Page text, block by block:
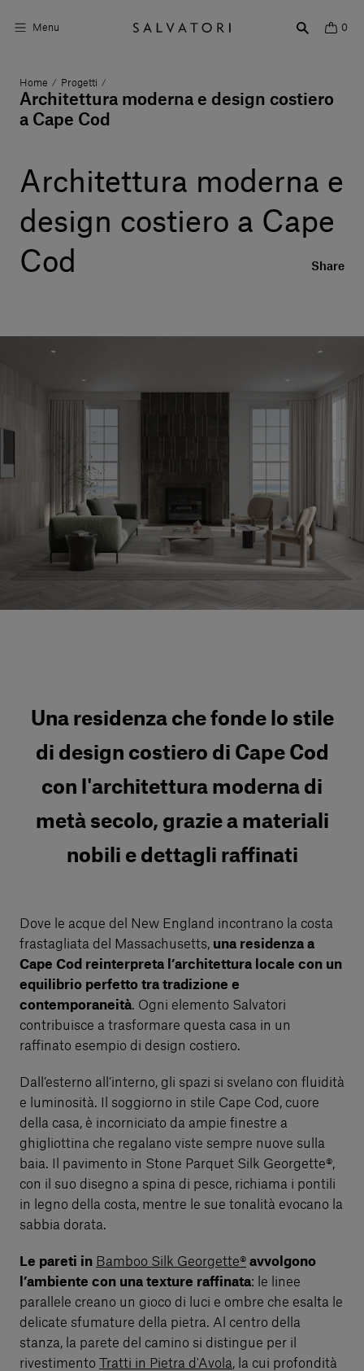
Menu 0
Superfici
Arredo bagno
Shop the Look
Storie di Design
Servizi al cliente
Accedi
Contattaci
Home / Progetti /
Architettura moderna e design costiero
a Cape Cod
Architettura moderna e
design costiero a Cape
Cod
Share
Una residenza che fonde lo stile
di design costiero di Cape Cod
con l'architettura moderna di
metà secolo, grazie a materiali
nobili e dettagli raffinati
Dove le acque del New England incontrano la costa
frastagliata del Massachusetts, una residenza a
Cape Cod reinterpreta l’architettura locale con un
equilibrio perfetto tra tradizione e
contemporaneità. Ogni elemento Salvatori
contribuisce a trasformare questa casa in un
raffinato esempio di design costiero.
Dall’esterno all’interno, gli spazi si svelano con fluidità
e luminosità. Il soggiorno in stile Cape Cod, cuore
della casa, è incorniciato da ampie finestre a
ghigliottina che regalano viste sempre nuove sulla
baia. Il pavimento in Stone Parquet Silk Georgette®,
con il suo disegno a spina di pesce, richiama i pontili
in legno della costa, mentre le sue tonalità evocano la
sabbia dorata.
Le pareti in Bamboo Silk Georgette® avvolgono
l’ambiente con una texture raffinata: le linee
parallele creano un gioco di luci e ombre che esalta le
delicate sfumature della pietra. Al centro della
stanza, la parete del camino si distingue per il
rivestimento
Tratti in Pietra d'Avola, la cui profondità